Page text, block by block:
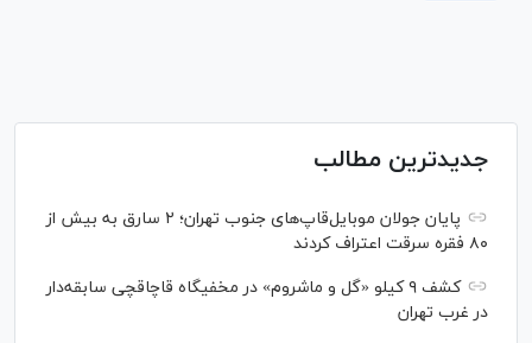
جدیدترین مطالب
پایان جولان موبایل‌قاپ‌های جنوب تهران؛ ۲ سارق به بیش از
۸۰ فقره سرقت اعتراف کردند
کشف ۹ کیلو «گل و ماشروم» در مخفیگاه قاچاقچی سابقه‌دار
در غرب تهران